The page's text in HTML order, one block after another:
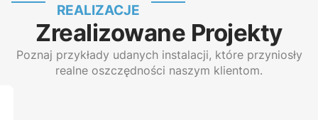
REALIZACJE
Zrealizowane Projekty
Poznaj przykłady udanych instalacji, które przyniosły
realne oszczędności naszym klientom.